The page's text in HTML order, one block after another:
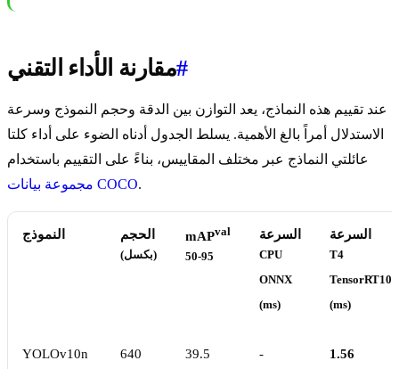
مقارنة الأداء التقني#
عند تقييم هذه النماذج، يعد التوازن بين الدقة وحجم النموذج وسرعة
الاستدلال أمراً بالغ الأهمية. يسلط الجدول أدناه الضوء على أداء كلتا
عائلتي النماذج عبر مختلف المقاييس، بناءً على التقييم باستخدام
مجموعة بيانات COCO.
النموذج الحجم
(بكسل)
mAPval
50-95
السرعة
CPU
ONNX
(ms)
السرعة
T4
TensorRT10
(ms)
YOLOv10n 640 39.5 - 1.56